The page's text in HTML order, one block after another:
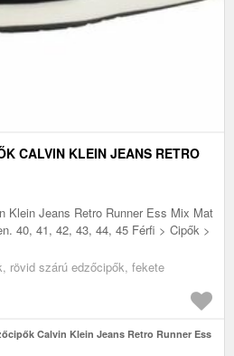
CALVIN KLEIN JEANS RETRO
Klein Jeans Retro Runner Ess Mix Mat
40, 41, 42, 43, 44, 45 Férfi > Cipők >
rövid szárú edzőcipők, fekete
Calvin Klein Jeans Retro Runner Ess